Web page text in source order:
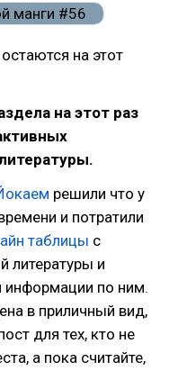
на этот
на этот раз
решили что у
и потратили
таблицы с
литературы и
информации по ним.
в приличный вид,
для тех, кто не
а пока считайте,